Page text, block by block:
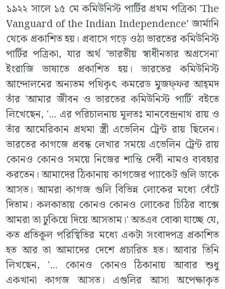
১৯২২ সালে ১৫ মে কমিউনিস্ট পার্টির প্রথম পত্রিকা 'The
Vanguard of the Indian Independence’ জার্মানি
থেকে প্রকাশিত হয়। প্রবাসে গড়ে ওঠা ভারতের কমিউনিস্ট
পার্টির পত্রিকা, যার অর্থ 'ভারতীয় স্বাধীনতার অগ্রসেনা'
ইংরাজি ভাষাতে প্রকাশিত হয়। ভারতের কমিউনিস্ট
আন্দোলনের অন‍্যতম পথিকৃৎ কমরেড মুজফ্‌ফর আহ্‌মদ
তাঁর 'আমার জীবন ও ভারতের কমিউনিস্ট পার্টি' বইতে
লিখেছেন, '... এর পরিচালনায় মূলতঃ মানবেন্দ্রনাথ রায় ও
তাঁর আমেরিকান প্রথমা স্ত্রী এভেলিন ট্রেন্ট রায় ছিলেন।
ভারতের কাগজে প্রবন্ধ লেখার সময়ে এভেলিন ট্রেন্ট রায়
কোনও কোনও সময়ে নিজের শান্তি দেবী নামও ব‍্যবহার
করতেন। আমাদের ঠিকানায় কাগজের প‍্যাকেট গুলি ডাকে
আসত। আমরা কাগজ গুলি বিভিন্ন লোকের মধ‍্যে বেঁটে
দিতাম। কলকাতায় কোনও কোনও লোকের চিঠির বাক্সে
আমরা তা ঢুকিয়ে দিয়ে আসতাম।' অতএব বোঝা যাচ্ছে যে,
কত প্রতিকূল পরিস্থিতির মধ‍্যে একটা সংবাদপত্র প্রকাশিত
হত আর তা আমাদের দেশে প্রচারিত হত। আবার তিনি
লিখছেন, '... কোনও কোনও ঠিকানায় আবার শুধু
একখানা কাগজ আসত। এগুলির আসা অপেক্ষাকৃত